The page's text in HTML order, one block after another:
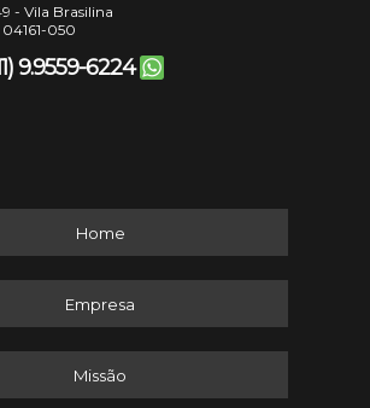
- Vila Brasilina
050
9.9559-6224
Home
Empresa
Missão